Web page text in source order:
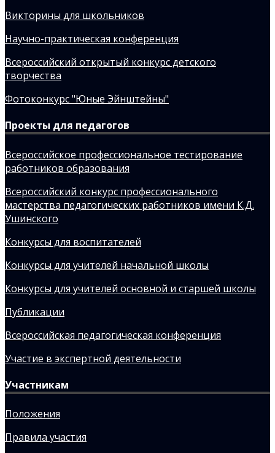
Викторины для школьников
Научно-практическая конференция
Всероссийский открытый конкурс детского
творчества
Фотоконкурс "Юные Эйнштейны"
Проекты для педагогов
Всероссийское профессиональное тестирование
работников образования
Всероссийский конкурс профессионального
мастерства педагогических работников имени К.Д.
Ушинского
Конкурсы для воспитателей
Конкурсы для учителей начальной школы
Конкурсы для учителей основной и старшей школы
Публикации
Всероссийская педагогическая конференция
Участие в экспертной деятельности
Участникам
Положения
Правила участия